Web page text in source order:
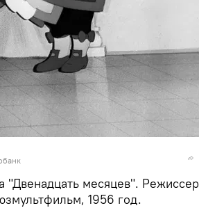
"Двенадцать месяцев". Режиссер
1956 год.